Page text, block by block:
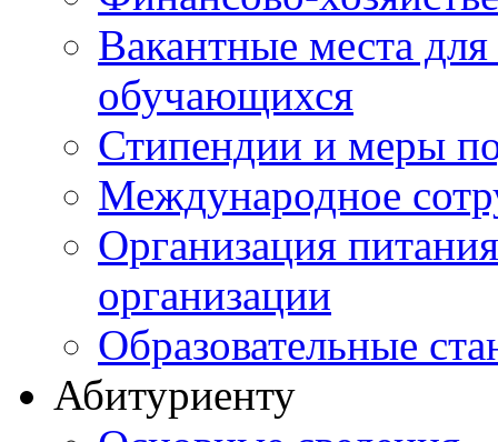
Вакантные места
обучающихся
Стипендии и меры
Международное
Организация
организации
Образовательные
Абитуриенту